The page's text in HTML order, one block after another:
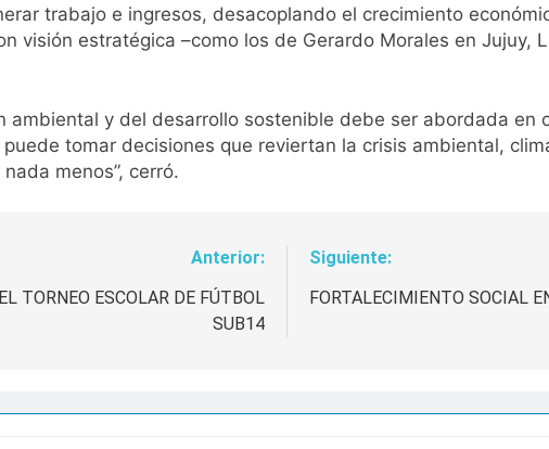
trabajo e ingresos, desacoplando el crecimiento
visión estratégica –como los de Gerardo Morales en Jujuy,
ambiental y del desarrollo sostenible debe ser abordada en
tomar decisiones que reviertan la crisis ambiental,
menos”, cerró.
Anterior:
TORNEO ESCOLAR DE FÚTBOL
SUB14
Siguiente:
FORTALECIMIENTO SOCIAL